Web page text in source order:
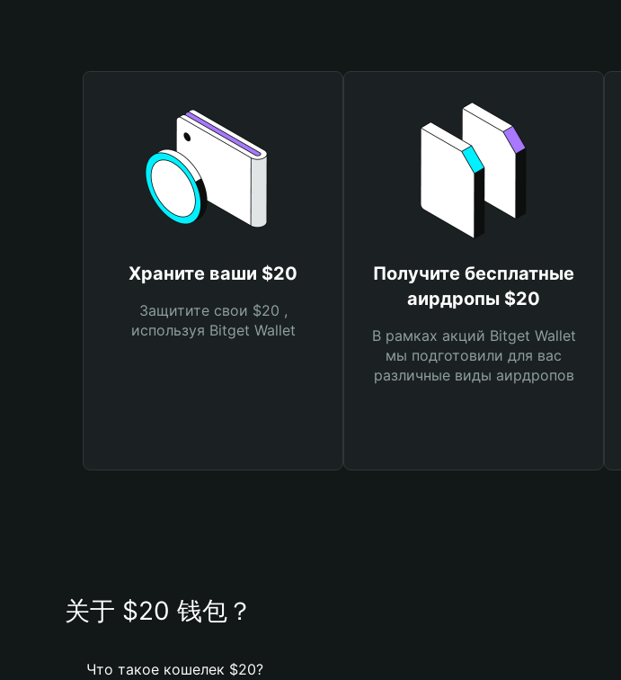
Храните ваши $20
Защитите свои $20 ,
используя Bitget Wallet
Получите бесплатные
аирдропы $20
В рамках акций Bitget Wallet
мы подготовили для вас
различные виды аирдропов
关于 $20 钱包？
Что такое кошелек $20?